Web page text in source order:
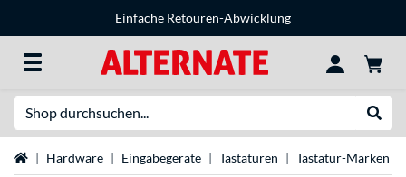
Einfache Retouren-Abwicklung
StartseiteHardware Eingabegeräte Tastaturen Tastatur-Marken